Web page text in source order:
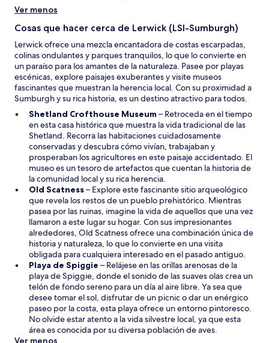
v
n
t
a
n
a
Ver menos
Cosas que hacer cerca de Lerwick (LSI-Sumburgh)
Lerwick ofrece una mezcla encantadora de costas escarpadas,
colinas ondulantes y parques tranquilos, lo que lo convierte en
un paraíso para los amantes de la naturaleza. Pasee por playas
escénicas, explore paisajes exuberantes y visite museos
fascinantes que muestran la herencia local. Con su proximidad a
Sumburgh y su rica historia, es un destino atractivo para todos.
Shetland Crofthouse Museum – Retroceda en el tiempo
en esta casa histórica que muestra la vida tradicional de las
Shetland. Recorra las habitaciones cuidadosamente
conservadas y descubra cómo vivían, trabajaban y
prosperaban los agricultores en este paisaje accidentado. El
museo es un tesoro de artefactos que cuentan la historia de
la comunidad local y su rica herencia.
Old Scatness– Explore este fascinante sitio arqueológico
que revela los restos de un pueblo prehistórico. Mientras
pasea por las ruinas, imagine la vida de aquellos que una vez
llamaron a este lugar su hogar. Con sus impresionantes
alrededores, Old Scatness ofrece una combinación única de
historia y naturaleza, lo que lo convierte en una visita
obligada para cualquiera interesado en el pasado antiguo.
Playa de Spiggie – Relájese en las orillas arenosas de la
playa de Spiggie, donde el sonido de las suaves olas crea un
telón de fondo sereno para un día al aire libre. Ya sea que
desee tomar el sol, disfrutar de un picnic o dar un enérgico
paseo por la costa, esta playa ofrece un entorno pintoresco.
No olvide estar atento a la vida silvestre local, ya que esta
área es conocida por su diversa población de aves.
Ver menos